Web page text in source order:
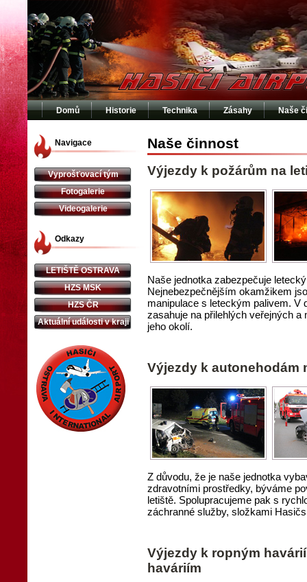
Domů Historie Technika Zásahy Naše
Navigace
Vyprošťovací tým
Fotogalerie
Videogalerie
Odkazy
LETIŠTĚ OSTRAVA
HZS MSK
HZS ČR
Aktuální události v kraji
Naše činnost
Výjezdy k požárům na
Naše jednotka zabezpečuje
Nejnebezpečnějším okamžikem
manipulace s leteckým palivem. V
zasahuje na přilehlých veřejných
jeho okolí.
Výjezdy k autonehodám
Z důvodu, že je naše jednotka
zdravotními prostředky, býváme
letiště. Spolupracujeme pak s
záchranné služby, složkami
Výjezdy k ropným
haváriím